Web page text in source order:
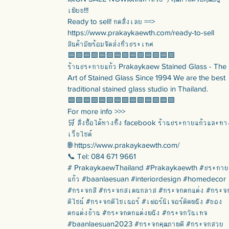
เพียบ!!!
Ready to sell! กดสั่งเลย ==>
https://www.prakaykaewth.com/ready-to-sell
สินค้ามีพร้อมจัดส่งทั่วประเทศ
🟦🟪🟦🟪🟦🟪🟦🟪🟦🟪🟦🟪🟦🟪
ร้านประกายแก้ว Prakaykaew Stained Glass - The
Art of Stained Glass Since 1994 We are the best
traditional stained glass studio in Thailand.
🟦🟪🟦🟪🟦🟪🟦🟪🟦🟪🟦🟪🟦🟪
For more info >>>
🛒 สั่งซื้อได้ทางทั้ง facebook ร้านประกายแก้วและทา
เว็บไซต์
🌐 https://www.prakaykaewth.com/
📞 Tel: 084 671 9661
# PrakaykaewThailand #Prakaykaewth #ประกาย
แก้ว #baanlaesuan #interiordesign #homedecor
#กระจกสี #กระจกสเตนกลาส #กระจกตกแต่ง #กระจ
ดีไซน์ #กระจกดีไซเนอร์ #เฟอร์นิเจอร์ติดผนัง #ของ
ตกแต่งบ้าน #กระจกตกแต่งผนัง #กระจกวินเทจ
#baanlaesuan2023 #กระจกคุณภาพดี #กระจกสวย